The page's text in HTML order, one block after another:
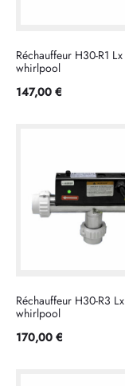
Réchauffeur H30-R1 Lx
whirlpool
147,00 €
Réchauffeur H30-R3 Lx
whirlpool
170,00 €